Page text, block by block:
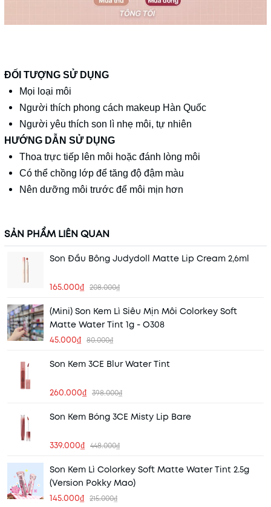
ĐỐI TƯỢNG SỬ DỤNG
Mọi loại môi
Người thích phong cách makeup Hàn Quốc
Người yêu thích son lì nhẹ môi, tự nhiên
HƯỚNG DẪN SỬ DỤNG
Thoa trực tiếp lên môi hoặc đánh lòng môi
Có thể chồng lớp để tăng độ đậm màu
Nên dưỡng môi trước để môi mịn hơn
SẢN PHẨM LIÊN QUAN
Son Đầu Bông Judydoll Matte Lip Cream 2,6ml
165.000₫ 208.000₫
(Mini) Son Kem Lì Siêu Mịn Môi Colorkey Soft
Matte Water Tint 1g - O308
45.000₫ 80.000₫
Son Kem 3CE Blur Water Tint
260.000₫ 398.000₫
Son Kem Bóng 3CE Misty Lip Bare
339.000₫ 448.000₫
Son Kem Lì Colorkey Soft Matte Water Tint 2.5g
(Version Pokky Mao)
145.000₫ 215.000₫